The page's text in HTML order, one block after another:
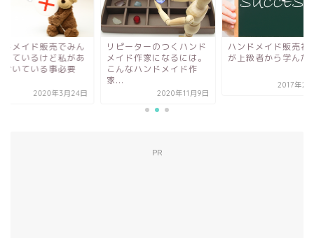
みん
があ
要
リピーターのつくハンド
メイド作家になるには。
こんなハンドメイド作
ハンドメイド販売初心者
が上級者から学んだこと
ハン
なや
な...
PR